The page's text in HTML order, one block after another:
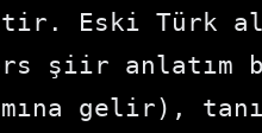
Eski Türk
şiir anlatım
gelir),